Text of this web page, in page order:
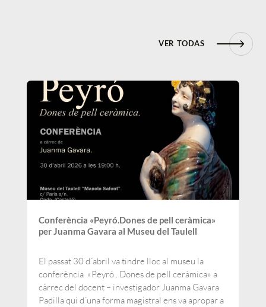
VER TODAS
Conferència «Peyró.Dones de pell ceràmica»
per Juanma Gavara al Museu del Taulell
El passat 30 d´abril va tindre lloc al museu la
conferència «Peyró . Dones de pell ceràmica» a
càrrec del docent – investigador Juanma Gavara
Padilla qui d´una forma magistral ens va apropar a